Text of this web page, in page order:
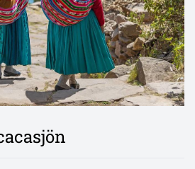
Nazcalinjerna
äventyr i naturens